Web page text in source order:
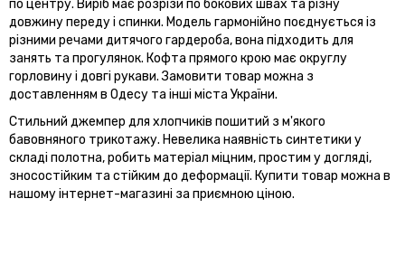
по центру. Виріб має розрізи по бокових швах та різну
довжину переду і спинки. Модель гармонійно поєднується із
різними речами дитячого гардероба, вона підходить для
занять та прогулянок. Кофта прямого крою має округлу
горловину і довгі рукави. Замовити товар можна з
доставленням в Одесу та інші міста України.
Стильний джемпер для хлопчиків пошитий з м'якого
бавовняного трикотажу. Невелика наявність синтетики у
складі полотна, робить матеріал міцним, простим у догляді,
зносостійким та стійким до деформації. Купити товар можна в
нашому інтернет-магазині за приємною ціною.